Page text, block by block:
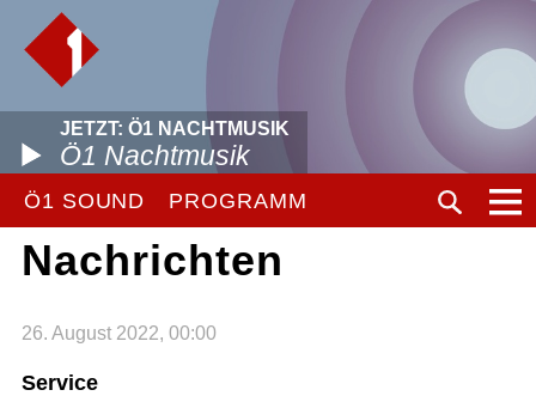
JETZT: Ö1 NACHTMUSIK
Ö1 Nachtmusik
Ö1 SOUND PROGRAMM
Nachrichten
26. August 2022, 00:00
Service